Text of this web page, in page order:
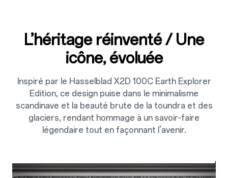
L’héritage réinventé / Une
icône, évoluée
Inspiré par le Hasselblad X2D 100C Earth Explorer
Edition, ce design puise dans le minimalisme
scandinave et la beauté brute de la toundra et des
glaciers, rendant hommage à un savoir‑faire
légendaire tout en façonnant l’avenir.